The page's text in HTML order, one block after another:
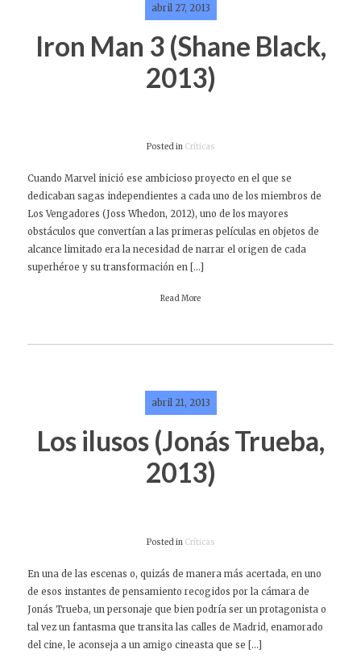
abril 27, 2013
Iron Man 3 (Shane Black,
2013)
Posted in Críticas
Cuando Marvel inició ese ambicioso proyecto en el que se
dedicaban sagas independientes a cada uno de los miembros de
Los Vengadores (Joss Whedon, 2012), uno de los mayores
obstáculos que convertían a las primeras películas en objetos de
alcance limitado era la necesidad de narrar el origen de cada
superhéroe y su transformación en […]
Read More
abril 21, 2013
Los ilusos (Jonás Trueba,
2013)
Posted in Críticas
En una de las escenas o, quizás de manera más acertada, en uno
de esos instantes de pensamiento recogidos por la cámara de
Jonás Trueba, un personaje que bien podría ser un protagonista o
tal vez un fantasma que transita las calles de Madrid, enamorado
del cine, le aconseja a un amigo cineasta que se […]